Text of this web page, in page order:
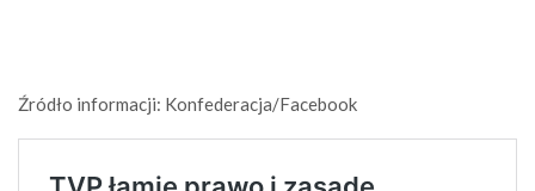
Źródło informacji: Konfederacja/Facebook